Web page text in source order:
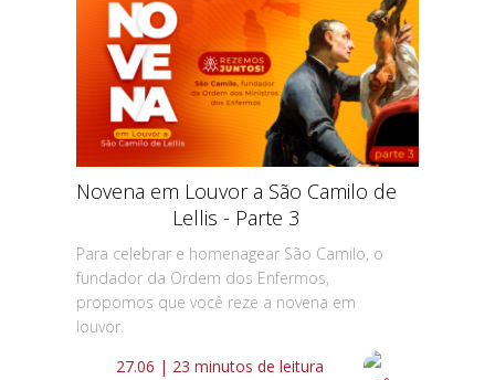
Novena em Louvor a São Camilo de
Lellis - Parte 3
Para celebrar e homenagear São Camilo, o
fundador da Ordem dos Enfermos,
propomos que você reze a novena em
louvor.
27.06 | 23 minutos de leitura